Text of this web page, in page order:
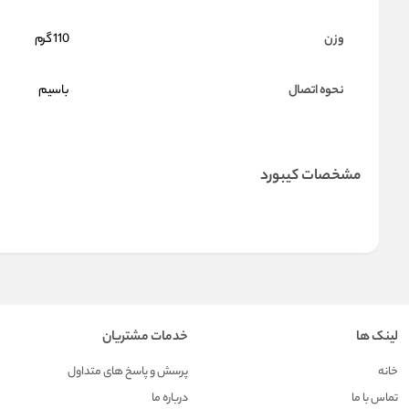
وزن 110 گرم
نحوه اتصال باسیم
مشخصات کیبورد
لینک ها
خانه
تماس با ما
خدمات مشتریان
پرسش و پاسخ های متداول
درباره ما